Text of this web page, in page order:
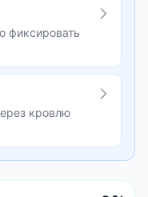
фиксировать
кровлю